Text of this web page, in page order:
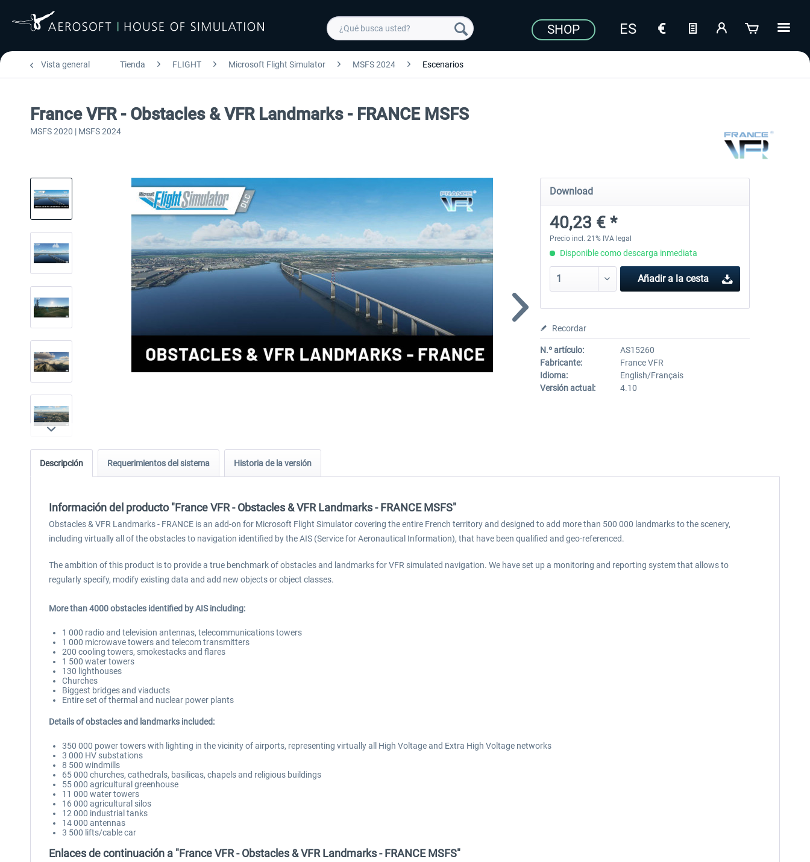
SHOP
Vista general Tienda FLIGHT Microsoft Flight Simulator MSFS 2024 Escenarios
France VFR - Obstacles & VFR Landmarks - FRANCE MSFS
MSFS 2020 | MSFS 2024
Download
40,23 € *
Precio incl. 21% IVA legal
Disponible como descarga inmediata
Añadir a la cesta
Recordar
N.º artículo:
AS15260
Fabricante:
France VFR
Idioma:
English/Français
Versión actual:
4.10
Descripción Requerimientos del sistema Historia de la versión
Información del producto "France VFR - Obstacles & VFR Landmarks - FRANCE MSFS"
Obstacles & VFR Landmarks - FRANCE is an add-on for Microsoft Flight Simulator covering the entire French territory and designed to add more than 500 000 landmarks to the scenery,
including virtually all of the obstacles to navigation identified by the AIS (Service for Aeronautical Information), that have been qualified and geo-referenced.
The ambition of this product is to provide a true benchmark of obstacles and landmarks for VFR simulated navigation. We have set up a monitoring and reporting system that allows to
regularly specify, modify existing data and add new objects or object classes.
More than 4000 obstacles identified by AIS including:
1 000 radio and television antennas, telecommunications towers
1 000 microwave towers and telecom transmitters
200 cooling towers, smokestacks and flares
1 500 water towers
130 lighthouses
Churches
Biggest bridges and viaducts
Entire set of thermal and nuclear power plants
Details of obstacles and landmarks included:
350 000 power towers with lighting in the vicinity of airports, representing virtually all High Voltage and Extra High Voltage networks
3 000 HV substations
8 500 windmills
65 000 churches, cathedrals, basilicas, chapels and religious buildings
55 000 agricultural greenhouse
11 000 water towers
16 000 agricultural silos
12 000 industrial tanks
14 000 antennas
3 500 lifts/cable car
Enlaces de continuación a "France VFR - Obstacles & VFR Landmarks - FRANCE MSFS"